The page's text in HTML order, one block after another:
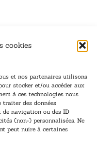
cookies
et nos partenaires utilisons
stocker et/ou accéder aux
à ces technologies nous
traiter des données
de navigation ou des ID
(non-) personnalisées. Ne
peut nuire à certaines
et recevez nos